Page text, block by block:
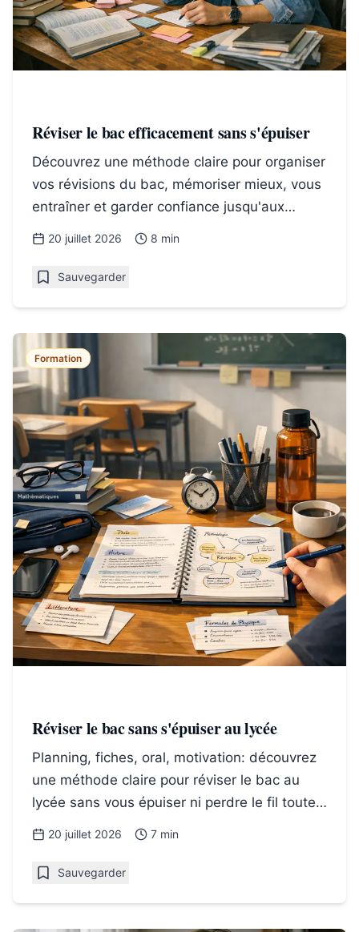
Réviser le bac efficacement sans s'épuiser
Découvrez une méthode claire pour organiser
vos révisions du bac, mémoriser mieux, vous
entraîner et garder confiance jusqu'aux
épreuves.
20 juillet 2026 8 min
Sauvegarder
Formation
Réviser le bac sans s'épuiser au lycée
Planning, fiches, oral, motivation: découvrez
une méthode claire pour réviser le bac au
lycée sans vous épuiser ni perdre le fil toute
l'année.
20 juillet 2026 7 min
Sauvegarder